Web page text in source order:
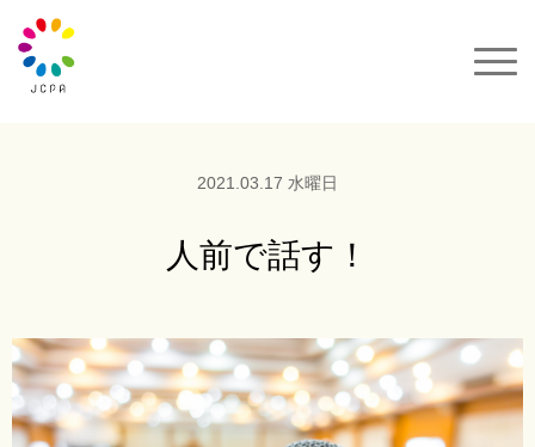
セミナー&イベント
動画
2021.03.17 水曜日
人前で話す！